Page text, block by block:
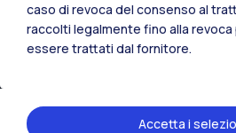
Risorse
caso di revoca del consenso al
raccolti legalmente fino alla
essere trattati dal fornitore.
Accetta i